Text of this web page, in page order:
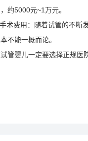
约5000元~1万元。
费用：随着试管的不断发
不能一概而论。
婴儿一定要选择正规医院